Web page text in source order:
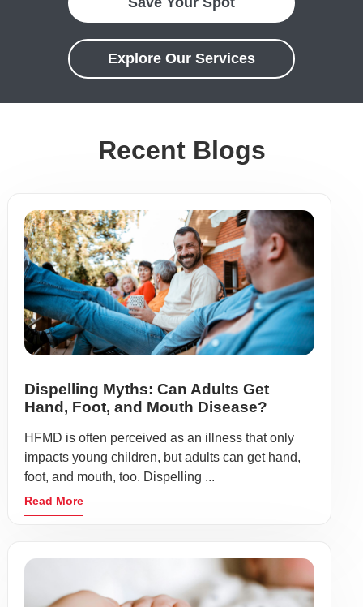
Explore Our Services
Recent Blogs
Dispelling Myths: Can Adults Get
Hand, Foot, and Mouth Disease?
HFMD is often perceived as an illness that only
impacts young children, but adults can get hand,
foot, and mouth, too. Dispelling ...
Read More